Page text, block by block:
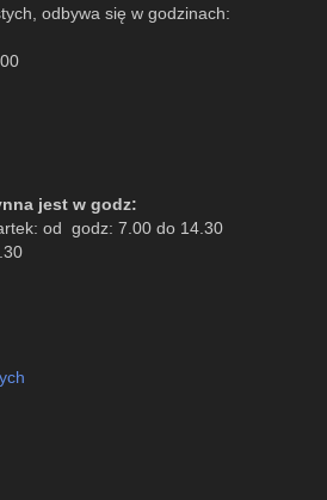
odbywa się w godzinach:
jest w godz:
od godz: 7.00 do 14.30